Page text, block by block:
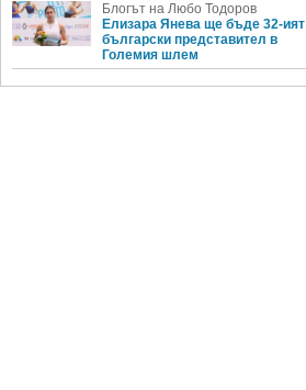
Блогът на Любо Тодоров
Елизара Янева ще бъде 32-ият
български представител в
Големия шлем